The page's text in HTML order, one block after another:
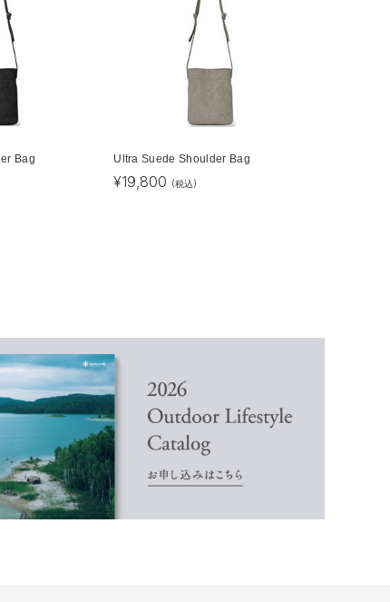
Bag Ultra Suede Shoulder Bag
¥19,800 (税込)